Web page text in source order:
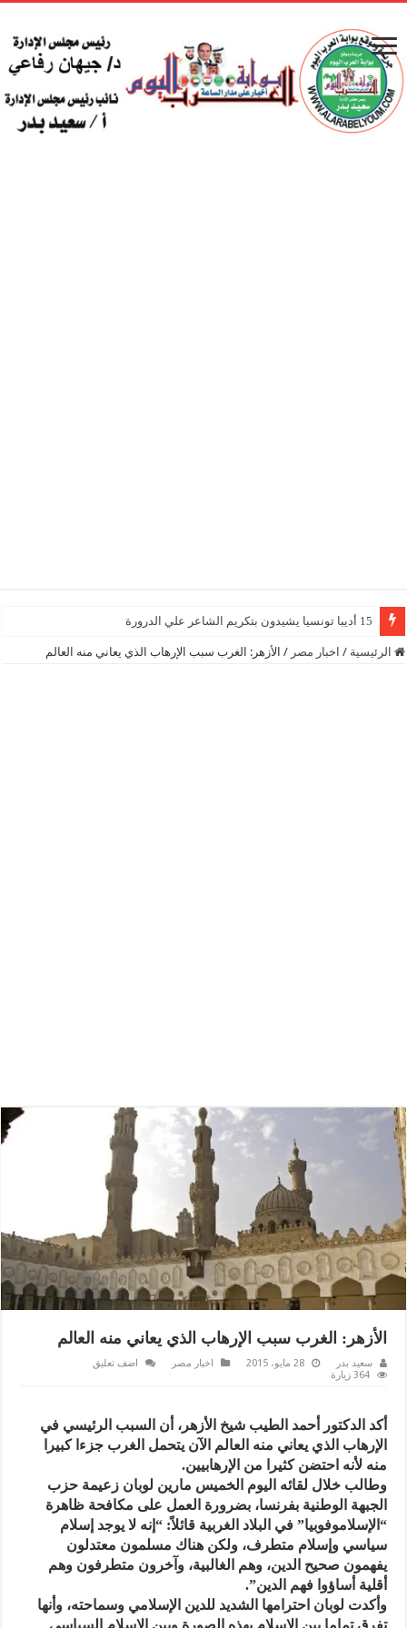
15 أديبا تونسيا يشيدون بتكريم الشاعر علي الدرورة
الرئيسية / اخبار مصر / الأزهر: الغرب سبب الإرهاب الذي يعاني منه العالم
الأزهر: الغرب سبب الإرهاب الذي يعاني منه العالم
سعيد بدر 28 مايو، 2015 اخبار مصر
اضف تعليق
364 زيارة
أكد الدكتور أحمد الطيب شيخ الأزهر، أن السبب الرئيسي في
الإرهاب الذي يعاني منه العالم الآن يتحمل الغرب جزءا كبيرا
منه لأنه احتضن كثيرا من الإرهابيين.
وطالب خلال لقائه اليوم الخميس مارين لوبان زعيمة ‫‏حزب
الجبهة الوطنية بفرنسا، بضرورة العمل على مكافحة ظاهرة
“الإسلاموفوبيا” في البلاد الغربية قائلاً: “إنه لا يوجد إسلام
سياسي وإسلام متطرف، ولكن هناك مسلمون معتدلون
يفهمون صحيح الدين، وهم الغالبية، وآخرون متطرفون وهم
أقلية أساؤوا فهم الدين”.
وأكدت لوبان احترامها الشديد للدين الإسلامي وسماحته، وأنها
تفرق تماما بين الإسلام بهذه الصورة وبين الإسلام السياسي